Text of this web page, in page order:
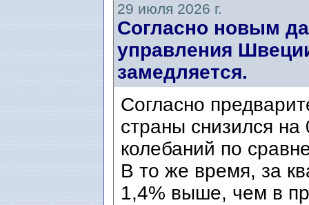
29 июля 2026 г.
Согласно новым
управления
замедляется.
Согласно
страны снизился
колебаний по
В то же время, за
1,4% выше, чем в